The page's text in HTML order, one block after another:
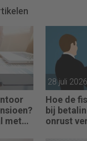
met
28 juli 2026
Hoe de
bij
onrust